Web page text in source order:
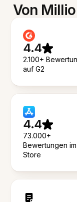
Von
4.4
2.100+
auf G2
4.4
73.000+
Bewertungen
Store